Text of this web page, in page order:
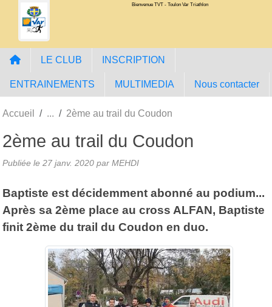
Bienvenue TVT - Toulon Var Triathlon
LE CLUB INSCRIPTION
ENTRAINEMENTS MULTIMEDIA Nous contacter
Accueil 2ème au trail du Coudon
2ème au trail du Coudon
Publiée le 27 janv. 2020 par MEHDI
Baptiste est décidemment abonné au podium...
Après sa 2ème place au cross ALFAN, Baptiste
finit 2ème du trail du Coudon en duo.
Panneau de gestion des cookies